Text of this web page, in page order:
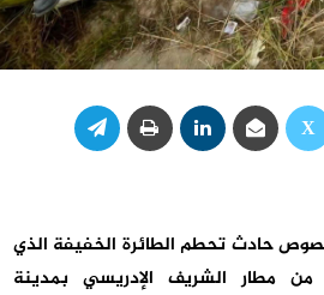
حادث تحطم الطائرة الخفيفة الذي
مطار الشريف الإدريسي بمدينة